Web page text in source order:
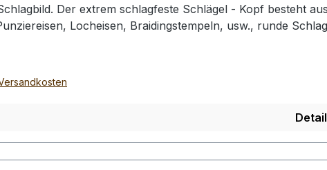
Der extrem schlagfeste Schlägel - Kopf besteht
Locheisen, Braidingstempeln, usw., runde
einer Bestellung 1 Stück erhalten Sie 1 Craft Japan